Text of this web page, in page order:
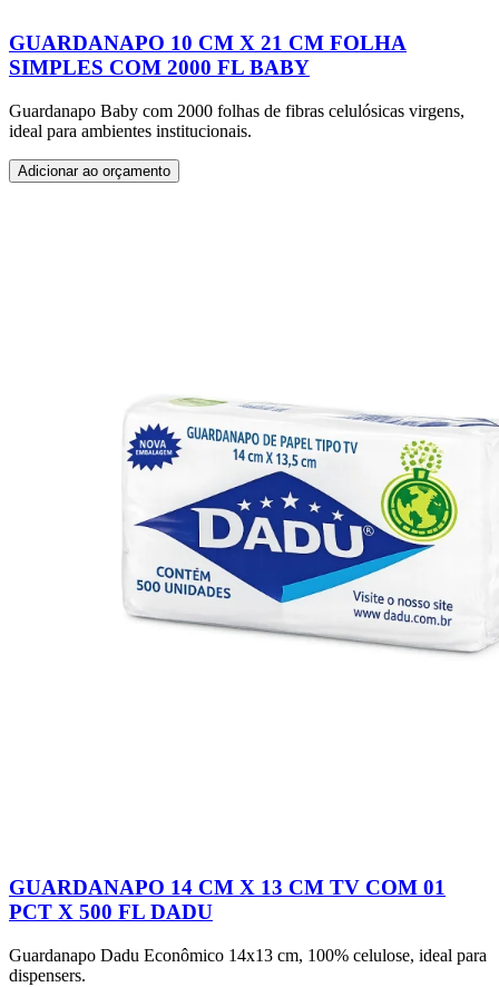
GUARDANAPO 10 CM X 21 CM FOLHA
SIMPLES COM 2000 FL BABY
Guardanapo Baby com 2000 folhas de fibras celulósicas virgens,
ideal para ambientes institucionais.
Adicionar ao orçamento
GUARDANAPO 14 CM X 13 CM TV COM 01
PCT X 500 FL DADU
Guardanapo Dadu Econômico 14x13 cm, 100% celulose, ideal para
dispensers.